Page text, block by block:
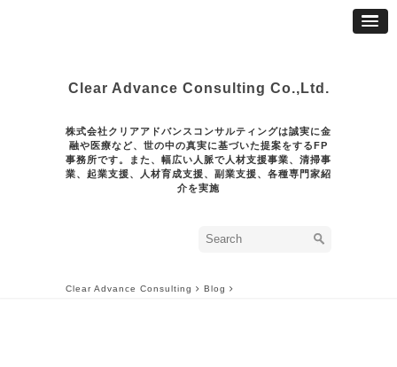
Clear Advance Consulting Co.,Ltd.
株式会社クリアアドバンスコンサルティングは誠実に金
融や医療など、世の中の真実に基づいた提案をするFP
事務所です。また、幅広い人脈で人材支援事業、清掃事
業、起業支援、人材育成支援、副業支援、各種専門家紹
介を実施
Clear Advance Consulting Blog